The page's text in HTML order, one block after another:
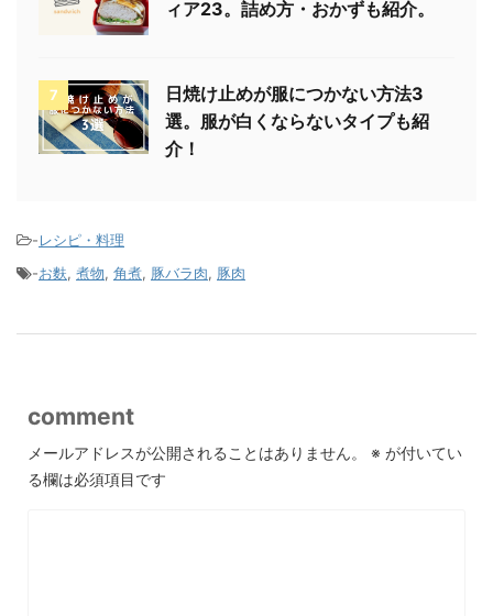
ィア23。詰め方・おかずも紹介。
7
日焼け止めが服につかない方法3
選。服が白くならないタイプも紹
介！
-レシピ・料理
-お麩, 煮物, 角煮, 豚バラ肉, 豚肉
comment
メールアドレスが公開されることはありません。 ※ が付いてい
る欄は必須項目です